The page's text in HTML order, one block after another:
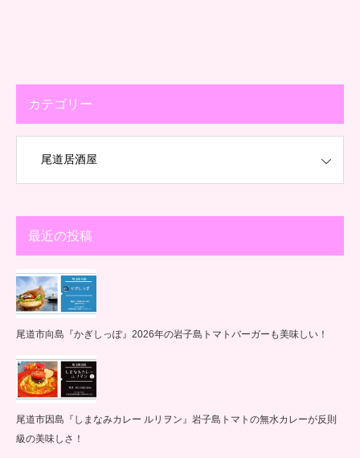
カテゴリー
最近の投稿
尾道市向島『かぎしっぽ』2026年の岩子島トマトバーガーも美味しい！
尾道市因島『しまなみカレー ルリヲン』岩子島トマトの無水カレーが反則
級の美味しさ！